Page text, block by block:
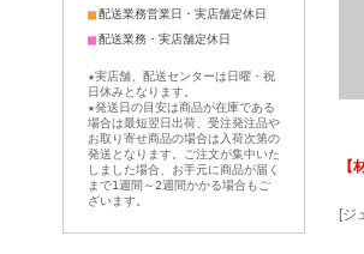
【
[ジ
■配送業務営業日・実店舗定休日
■配送業務・実店舗定休日
★実店舗、配送センターは日曜・祝
日休みとなります。
★発送日の目安は商品が在庫である
場合は最短翌日出荷、受注発注品や
お取り寄せ商品の場合は入荷次第の
発送となります。ご注文が集中いた
しました場合、お手元に商品が届く
まで1週間～2週間かかる場合もご
ざいます。